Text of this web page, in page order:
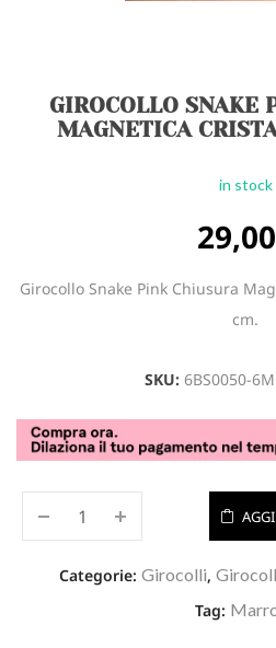
GIROCOLLO SNAKE
MAGNETICA
in stock
29,00
Girocollo Snake Pink Chiusura
cm.
SKU: 6BS0050-
Categorie: Girocolli,
Tag: